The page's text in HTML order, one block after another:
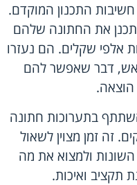
התכנון המוקדם.
את החתונה שלהם
אלפי שקלים. הם נעזרו
דבר שאפשר להם
הוצאה.
בתערוכות חתונה
זה זמן מצוין לשאול
ולמצוא את מה
תקציב ואיכות.